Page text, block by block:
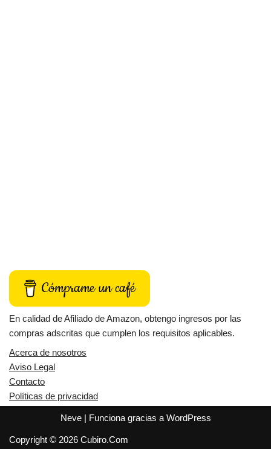
Cómprame un café
En calidad de Afiliado de Amazon, obtengo ingresos por las
compras adscritas que cumplen los requisitos aplicables.
Acerca de nosotros
Aviso Legal
Contacto
Políticas de privacidad
Neve| Funciona gracias a WordPress
Copyright © 2026 Cubiro.Com